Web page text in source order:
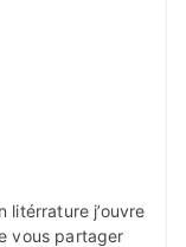
litérrature j’ouvre
vous partager